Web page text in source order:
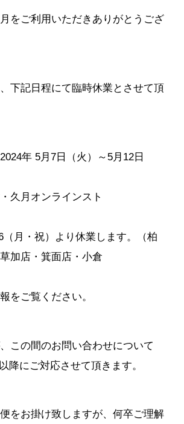
をご利用いただきありがとうござ
下記日程にて臨時休業とさせて頂
年 5月7日（火）～5月12日
久月オンラインスト
月・祝）より休業します。（柏
加店・箕面店・小倉
をご覧ください。
この間のお問い合わせについて
降にご対応させて頂きます。
をお掛け致しますが、何卒ご理解